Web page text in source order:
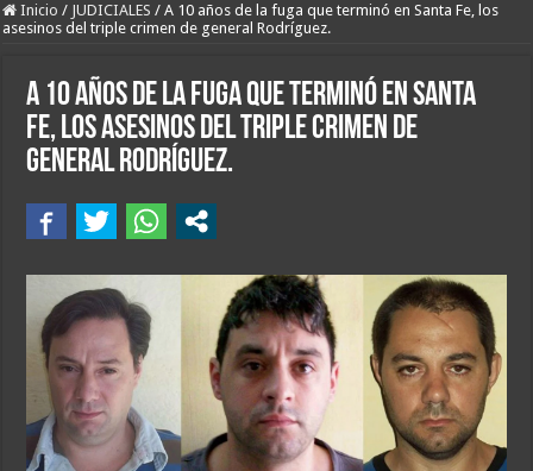
Inicio / JUDICIALES / A 10 años de la fuga que terminó en Santa Fe, los
asesinos del triple crimen de general Rodríguez.
A 10 años de la fuga que terminó en Santa
Fe, los asesinos del triple crimen de
general Rodríguez.